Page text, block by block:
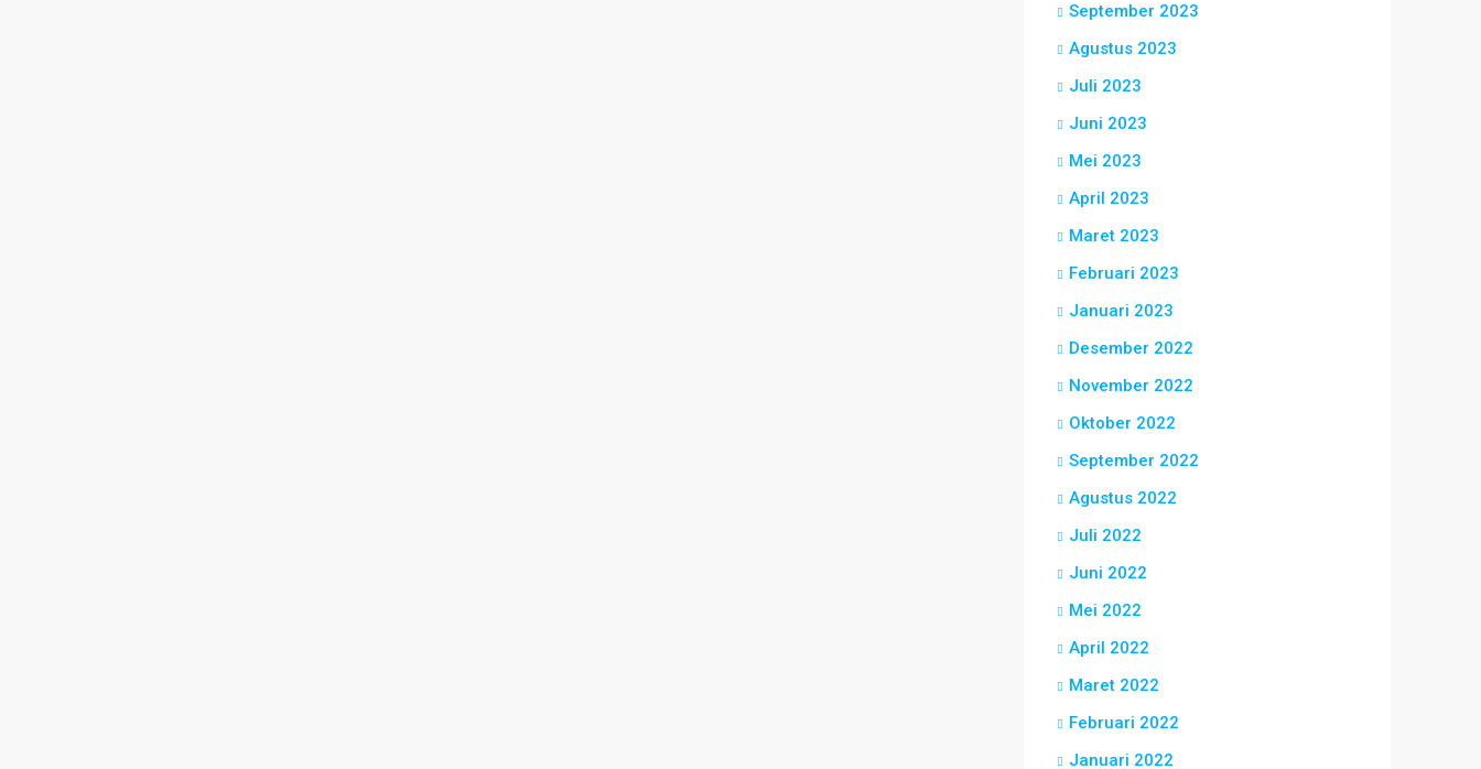
September 2023
Agustus 2023
Juli 2023
Juni 2023
Mei 2023
April 2023
Maret 2023
Februari 2023
Januari 2023
Desember 2022
November 2022
Oktober 2022
September 2022
Agustus 2022
Juli 2022
Juni 2022
Mei 2022
April 2022
Maret 2022
Februari 2022
Januari 2022